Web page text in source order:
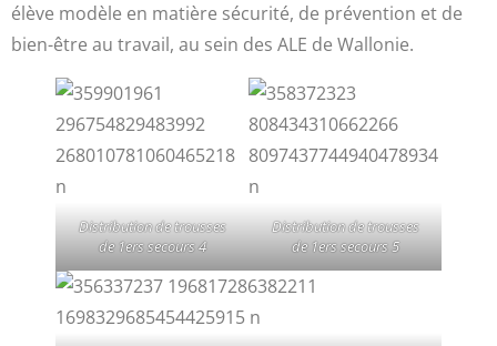
élève modèle en matière sécurité, de prévention et de
bien-être au travail, au sein des ALE de Wallonie.
Distribution de trousses
de 1ers secours 4
Distribution de trousses
de 1ers secours 5